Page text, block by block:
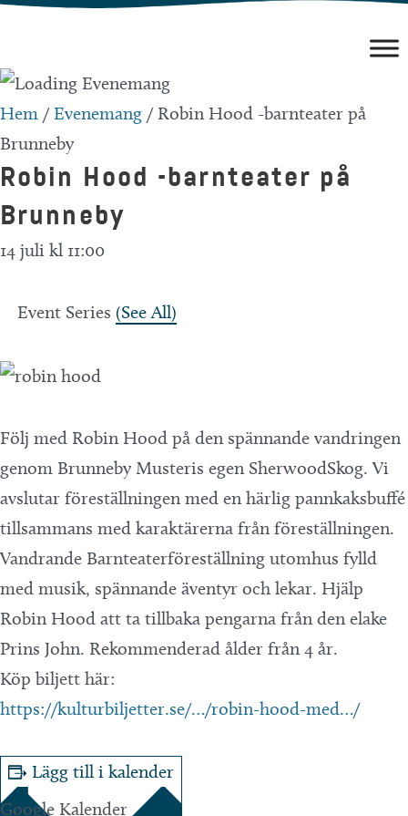
Hoppa
innehåll
Hem /Evenemang / Robin Hood -barnteater på
Brunneby
Robin Hood -barnteater på
Brunneby
14 juli kl 11:00
Event Series (See All)
Följ med Robin Hood på den spännande vandringen
genom Brunneby Musteris egen SherwoodSkog. Vi
avslutar föreställningen med en härlig pannkaksbuffé
tillsammans med karaktärerna från föreställningen.
Vandrande Barnteaterföreställning utomhus fylld
med musik, spännande äventyr och lekar. Hjälp
Robin Hood att ta tillbaka pengarna från den elake
Prins John. Rekommenderad ålder från 4 år.
Köp biljett här:
https://kulturbiljetter.se/…/robin-hood-med…/
Lägg till i kalender
Google Kalender